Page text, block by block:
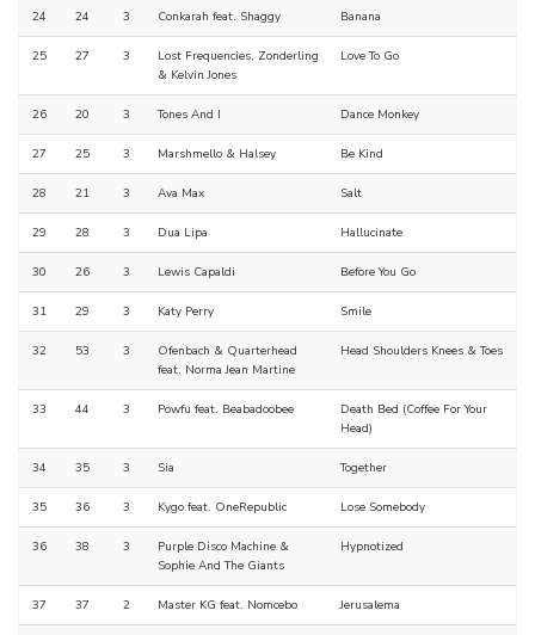
24 24 3 Conkarah feat. Shaggy Banana
25 27 3
Lost Frequencies, Zonderling
& Kelvin Jones
Love To Go
26 20 3 Tones And I Dance Monkey
27 25 3 Marshmello & Halsey Be Kind
28 21 3 Ava Max Salt
29 28 3 Dua Lipa Hallucinate
30 26 3 Lewis Capaldi Before You Go
31 29 3 Katy Perry Smile
32 53 3
Ofenbach & Quarterhead
feat. Norma Jean Martine
Head Shoulders Knees & Toes
33 44 3 Powfu feat. Beabadoobee
Death Bed (Coffee For Your
Head)
34 35 3 Sia Together
35 36 3 Kygo feat. OneRepublic Lose Somebody
36 38 3
Purple Disco Machine &
Sophie And The Giants
Hypnotized
37 37 2 Master KG feat. Nomcebo Jerusalema